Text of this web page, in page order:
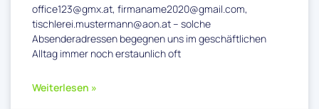
office123@gmx.at, firmaname2020@gmail.com,
tischlerei.mustermann@aon.at – solche
Absenderadressen begegnen uns im geschäftlichen
Alltag immer noch erstaunlich oft
Weiterlesen »